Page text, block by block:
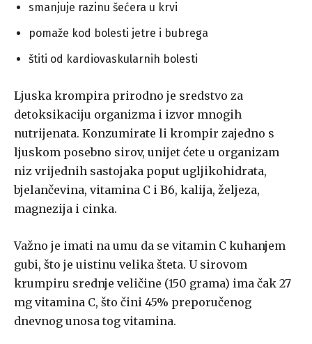
smanjuje razinu šećera u krvi
pomaže kod bolesti jetre i bubrega
štiti od kardiovaskularnih bolesti
Ljuska krompira prirodno je sredstvo za
detoksikaciju organizma i izvor mnogih
nutrijenata. Konzumirate li krompir zajedno s
ljuskom posebno sirov, unijet ćete u organizam
niz vrijednih sastojaka poput ugljikohidrata,
bjelančevina, vitamina C i B6, kalija, željeza,
magnezija i cinka.
Važno je imati na umu da se vitamin C kuhanjem
gubi, što je uistinu velika šteta. U sirovom
krumpiru srednje veličine (150 grama) ima čak 27
mg vitamina C, što čini 45% preporučenog
dnevnog unosa tog vitamina.